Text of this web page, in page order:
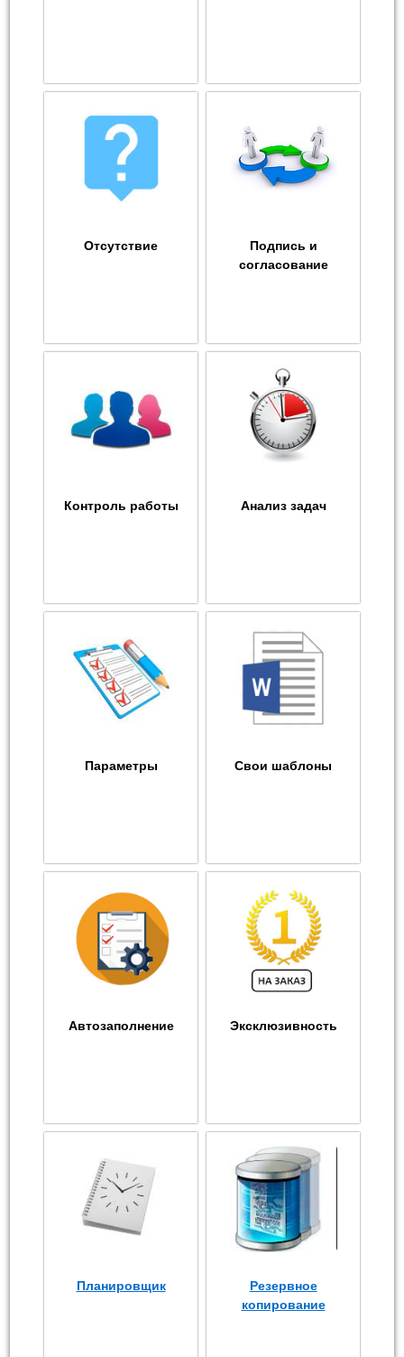
Отсутствие
Подпись и
согласование
Контроль работы Анализ задач
Параметры Свои шаблоны
Автозаполнение Эксклюзивность
Планировщик
Резервное
копирование